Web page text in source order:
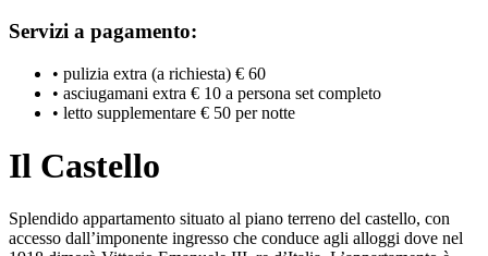
Servizi a pagamento:
• pulizia extra (a richiesta) € 60
• asciugamani extra € 10 a persona set completo
• letto supplementare € 50 per notte
Il Castello
Splendido appartamento situato al piano terreno del castello, con
accesso dall’imponente ingresso che conduce agli alloggi dove nel